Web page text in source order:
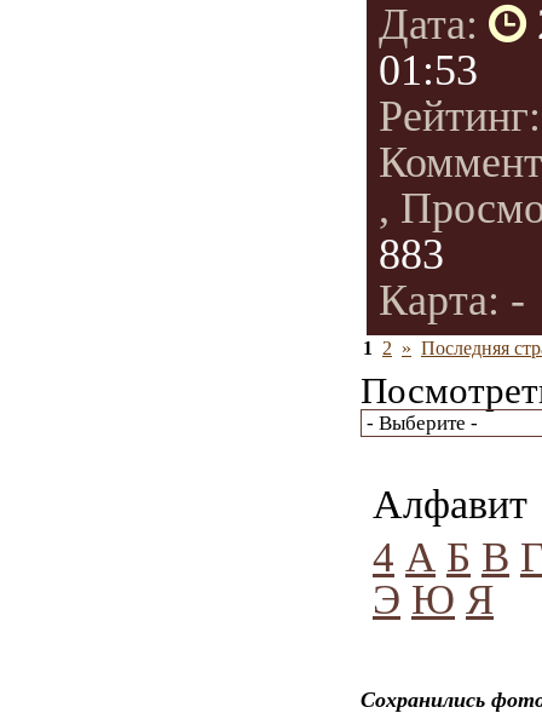
Дата:
01:53
,
883
Карта: -
1 2 » Последняя
Алфавит
4 А Б В
Э Ю Я
Сохранились